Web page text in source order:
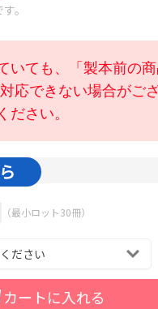
。
いても、「製本前の
応できない場合がご
ださい。
（最小ロット30冊）
カートに入れる